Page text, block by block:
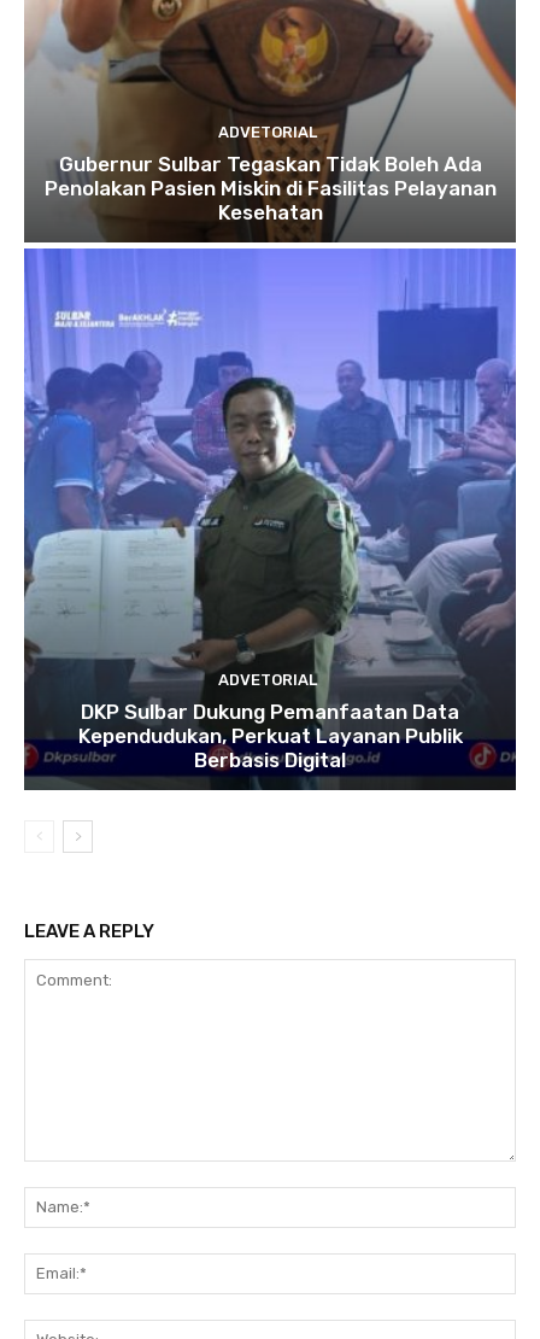
ADVETORIAL
Gubernur Sulbar Tegaskan Tidak Boleh Ada
Penolakan Pasien Miskin di Fasilitas Pelayanan
Kesehatan
ADVETORIAL
DKP Sulbar Dukung Pemanfaatan Data
Kependudukan, Perkuat Layanan Publik
Berbasis Digital
LEAVE A REPLY